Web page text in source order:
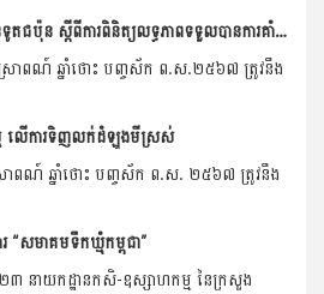
ដំណើរទស្សនកិច្ចសិក្សារបស់ស្ថានទូតជប៉ុន ស្តីពីការពិនិត្យលទ្ធភាពទទួលបានការគាំទ្រគម្រោងគូសាណូណេរបស់សហគមន៍កសិកម្ម
ស្រាពណ៍ ឆ្នាំថោះ បញ្ចស័ក ព.ស.២៥៦៧ ត្រូវនឹង
លើការទិញលក់ដំឡូងមីស្រស់
ស្រាពណ៍ ឆ្នាំថោះ បញ្ចស័ក ព.ស. ២៥៦៧ ត្រូវនឹង
“សមាគមទឹកឃ្មុំកម្ពុជា”
៣ នាយកដ្ឋានកសិ-ឧស្សាហកម្ម នៃក្រសួង